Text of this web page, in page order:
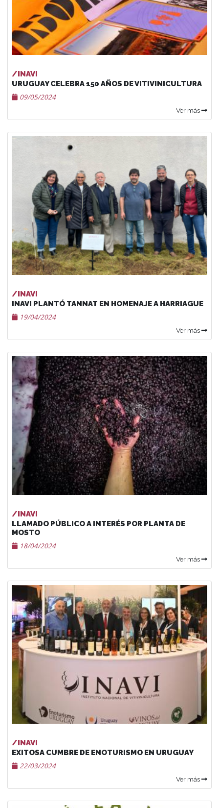
/INAVI
URUGUAY CELEBRA 150 AÑOS DE VITIVINICULTURA
09/05/2024
Ver más
/INAVI
INAVI PLANTÓ TANNAT EN HOMENAJE A HARRIAGUE
19/04/2024
Ver más
/INAVI
LLAMADO PÚBLICO A INTERÉS POR PLANTA DE
MOSTO
18/04/2024
Ver más
/INAVI
EXITOSA CUMBRE DE ENOTURISMO EN URUGUAY
22/03/2024
Ver más